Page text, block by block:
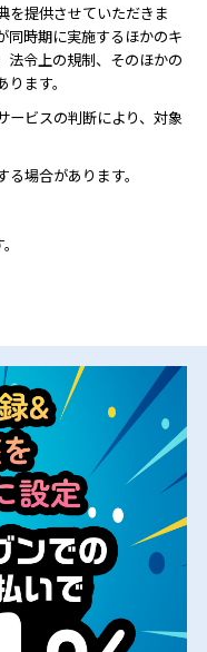
を提供させていただきま
同時期に実施するほかのキ
法令上の規制、そのほかの
ます。
ービスの判断により、対象
場合があります。